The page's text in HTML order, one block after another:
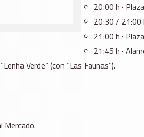
20:00 h ·
20:30 / 21:00
21:00 h ·
21:45 h ·
Verde” (con “Las Faunas”).
Mercado.